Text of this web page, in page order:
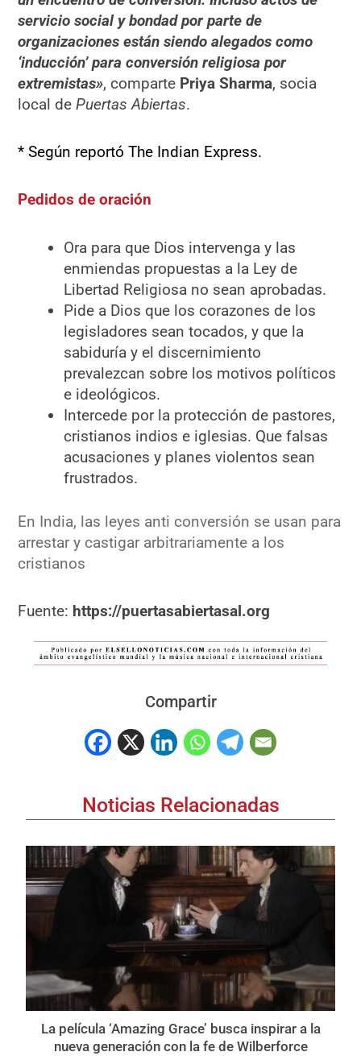
servicio social y bondad por parte de
organizaciones están siendo alegados como
‘inducción’ para conversión religiosa por
extremistas», comparte Priya Sharma, socia
local dePuertas Abiertas.
* Según reportó The Indian Express.
Pedidos de oración
Ora para que Dios intervenga y las
enmiendas propuestas a la Ley de
Libertad Religiosa no sean aprobadas.
Pide a Dios que los corazones de los
legisladores sean tocados, y que la
sabiduría y el discernimiento
prevalezcan sobre los motivos políticos
e ideológicos.
Intercede por la protección de pastores,
cristianos indios e iglesias. Que falsas
acusaciones y planes violentos sean
frustrados.
En India, las leyes anti conversión se usan para
arrestar y castigar arbitrariamente a los
cristianos
Fuente: https://puertasabiertasal.org
Compartir
Noticias Relacionadas
La película ‘Amazing Grace’ busca inspirar a la
nueva generación con la fe de Wilberforce